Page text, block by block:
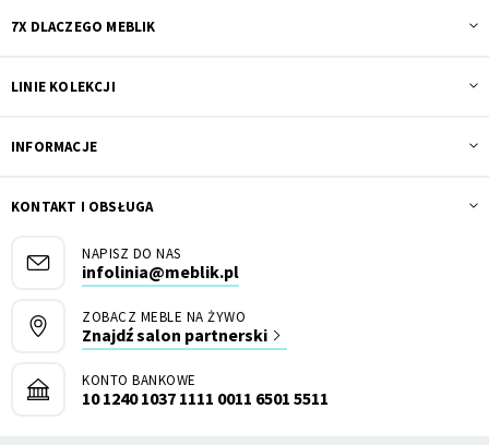
7X DLACZEGO MEBLIK
LINIE KOLEKCJI
INFORMACJE
KONTAKT I OBSŁUGA
NAPISZ DO NAS
infolinia@meblik.pl
ZOBACZ MEBLE NA ŻYWO
Znajdź salon partnerski
KONTO BANKOWE
10 1240 1037 1111 0011 6501 5511